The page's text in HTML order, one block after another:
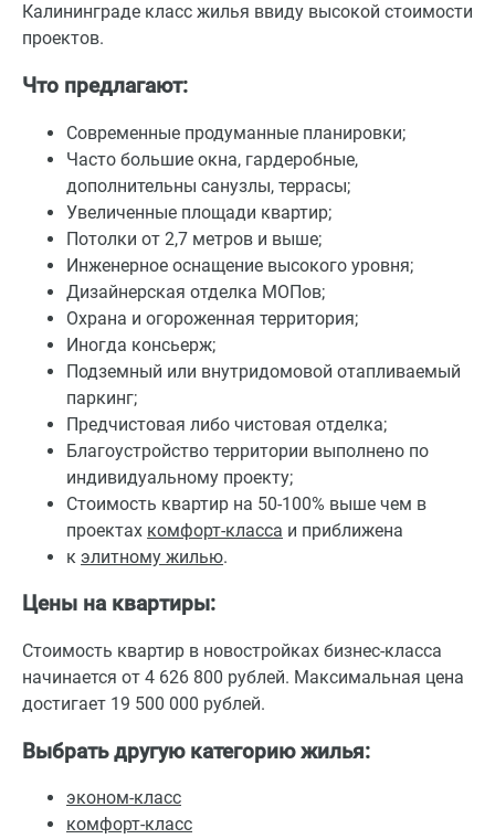
Калининграде класс жилья ввиду высокой стоимости
проектов.
Что предлагают:
Современные продуманные планировки;
Часто большие окна, гардеробные,
дополнительны санузлы, террасы;
Увеличенные площади квартир;
Потолки от 2,7 метров и выше;
Инженерное оснащение высокого уровня;
Дизайнерская отделка МОПов;
Охрана и огороженная территория;
Иногда консьерж;
Подземный или внутридомовой отапливаемый
паркинг;
Предчистовая либо чистовая отделка;
Благоустройство территории выполнено по
индивидуальному проекту;
Стоимость квартир на 50-100% выше чем в
проектах комфорт-класса и приближена
к элитному жилью.
Цены на квартиры:
Стоимость квартир в новостройках бизнес-класса
начинается от 4 626 800 рублей. Максимальная цена
достигает 19 500 000 рублей.
Выбрать другую категорию жилья:
эконом-класс
комфорт-класс